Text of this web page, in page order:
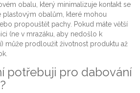
obalu, který minimalizuje kontakt se
plastovým obalům, které mohou
propouštět pachy. Pokud máte větší
(ne v mrazáku, aby nedošlo k
může prodloužit životnost produktu až
potřebuji pro dabování